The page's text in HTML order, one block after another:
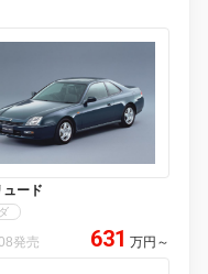
ュード
発売 631 万円 ～